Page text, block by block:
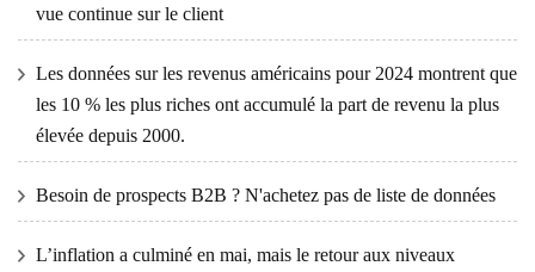
vue continue sur le client
Les données sur les revenus américains pour 2024 montrent que
les 10 % les plus riches ont accumulé la part de revenu la plus
élevée depuis 2000.
Besoin de prospects B2B ? N'achetez pas de liste de données
L’inflation a culminé en mai, mais le retour aux niveaux